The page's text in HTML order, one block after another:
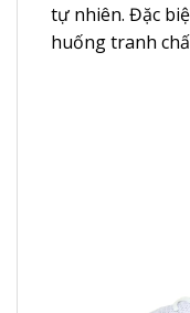
tự nhiên. Đặc
huống tranh